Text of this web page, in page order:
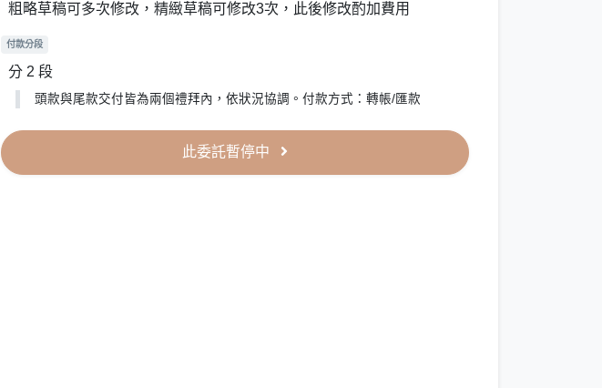
粗略草稿可多次修改，精緻草稿可修改3次，此後修改酌加費用
付款分段
分 2 段
頭款與尾款交付皆為兩個禮拜內，依狀況協調。付款方式：轉帳/匯款
此委託暫停中